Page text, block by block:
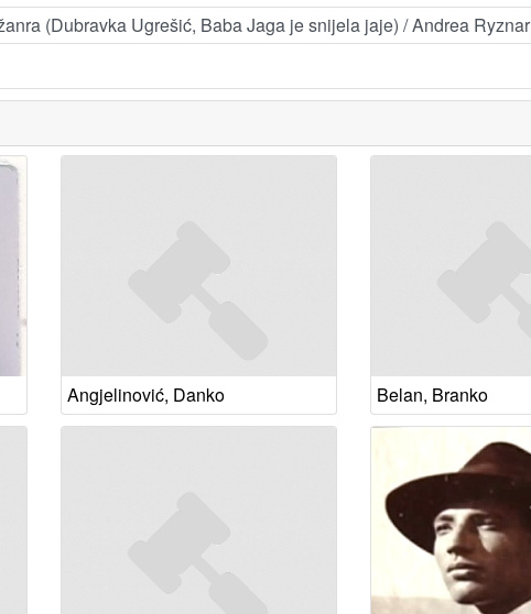
(Dubravka Ugrešić, Baba Jaga je snijela jaje) / Andrea Ryznar
Angjelinović, Danko Belan, Branko